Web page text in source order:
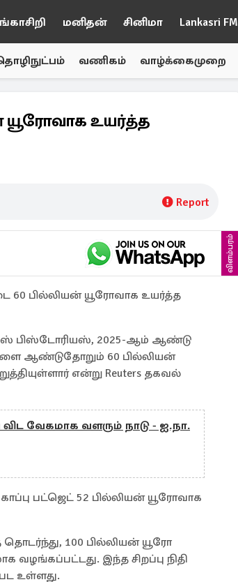
மனிதன் சினிமா Lankasri FM
வணிகம் வாழ்க்கைமுறை
யூரோவாக உயர்த்த
Report
விளம்பரம்
60 பில்லியன் யூரோவாக உயர்த்த
பிஸ்டோரியஸ், 2025-ஆம் ஆண்டு
ஆண்டுதோறும் 60 பில்லியன்
என்று Reuters தகவல்
வேகமாக வளரும் நாடு - ஐ.நா.
பட்ஜெட் 52 பில்லியன் யூரோவாக
100 பில்லியன் யூரோ
வழங்கப்பட்டது. இந்த சிறப்பு நிதி
உள்ளது.